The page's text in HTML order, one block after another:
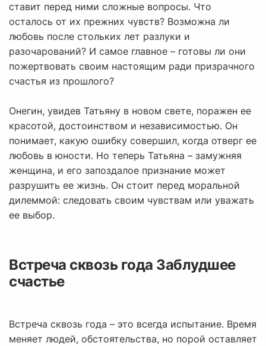
ставит перед ними сложные вопросы. Что
осталось от их прежних чувств? Возможна ли
любовь после стольких лет разлуки и
разочарований? И самое главное – готовы ли они
пожертвовать своим настоящим ради призрачного
счастья из прошлого?
Онегин, увидев Татьяну в новом свете, поражен ее
красотой, достоинством и независимостью. Он
понимает, какую ошибку совершил, когда отверг ее
любовь в юности. Но теперь Татьяна – замужняя
женщина, и его запоздалое признание может
разрушить ее жизнь. Он стоит перед моральной
дилеммой: следовать своим чувствам или уважать
ее выбор.
Встреча сквозь года Заблудшее
счастье
Встреча сквозь года – это всегда испытание. Время
меняет людей, обстоятельства, но порой оставляет